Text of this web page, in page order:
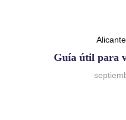
Alicante
Guía útil para